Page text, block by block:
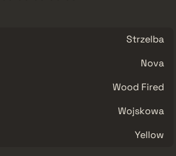
Strzelba
Nova
Wood Fired
Wojskowa
Yellow